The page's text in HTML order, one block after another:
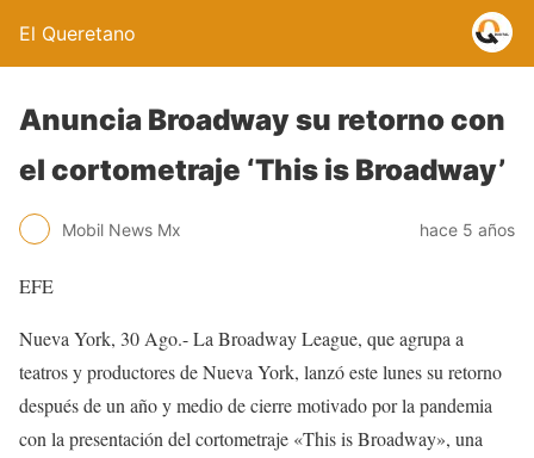
El Queretano
Anuncia Broadway su retorno con
el cortometraje ‘This is Broadway’
Mobil News Mx hace 5 años
EFE
Nueva York, 30 Ago.- La Broadway League, que agrupa a
teatros y productores de Nueva York, lanzó este lunes su retorno
después de un año y medio de cierre motivado por la pandemia
con la presentación del cortometraje «This is Broadway», una